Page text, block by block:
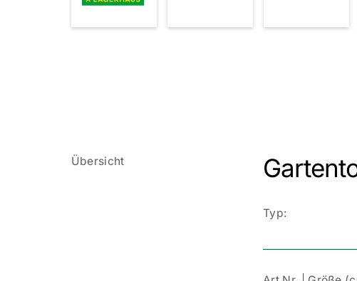
Übersicht
Typ: